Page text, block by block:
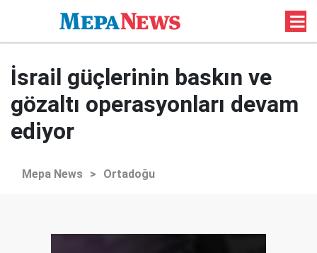
İsrail güçlerinin baskın ve
gözaltı operasyonları devam
ediyor
Mepa News > Ortadoğu